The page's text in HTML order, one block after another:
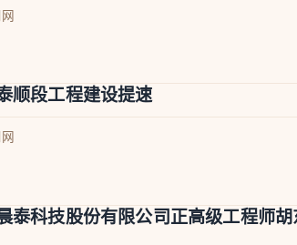
顺段工程建设提速
泰科技股份有限公司正高级工程师